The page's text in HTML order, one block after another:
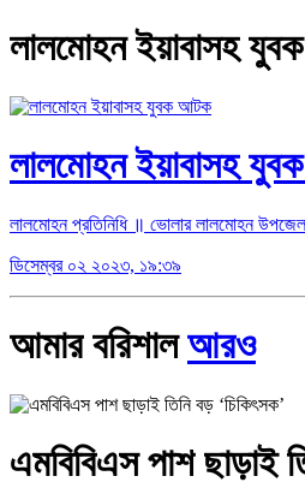
লালমোহন ইয়াবাসহ
লালমোহন ইয়াবাসহ
লালমোহন প্রতিনিধি ॥ ভোলার লালমোহন
ডিসেম্বর ০২ ২০২৩, ১৯:৩৯
আমার বরিশালআরও
এমবিবিএস পাশ ছাড়াই